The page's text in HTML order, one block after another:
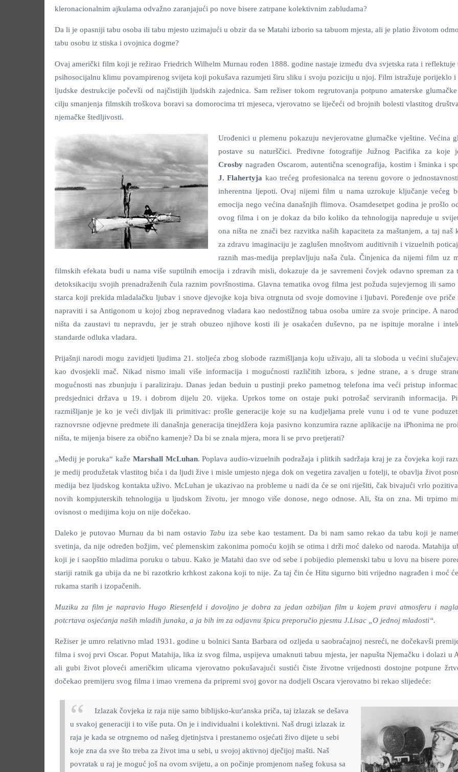
kleronacionalnim ajkulama odvažno zaranjajući po nove bisere zatrpane kolektivnim zabludama?
Da li je opasniji tabu osoba ili tabu mjesto uzimajući u obzir da se Matahi izborio sa tabuom mjesta, ali je platio životom
tabu osobu iz stiska i ovojnica dogme?
Ovaj američki film koji je režirao Friedrich Wilhelm Murnau rođen 1888. godine nastaje između dva svjetska rata i reflektuje
psihosocijalnu klimu povampirenog svijeta koji pokušava razumjeti širu sliku i svoju poziciju u njoj. Film istražuje porijeklo i
ljudske destrukcije počevši od najčistijih ljudskih zajednica. Sam režiser tokom regrutovanja potpuno amaterske
cilju smanjenja filmskih troškova boravi sa domorocima tri mjeseca, vjerovatno se liječeći od brojnih bolesti vlastitog
njemačke štedljivosti.
Urođenici u plemenu pokazuju nevjerovatne glumačke vještine. Većina
postave su naturščici. Predivne fotografije Južnog Pacifika za koje
Crosby nagrađen Oscarom, autentična scenografija, kostim i šminka i
J. Flahertyja kao trećeg profesionalca na terenu govore o
inherentna ljepoti. Ovaj nijemi film u nama uzrokuje ključanje većeg
emocija nego većina današnjih flimova. Osamdesetpet godina je prošlo
ovog filma i on je dokaz da bilo koliko da tehnologija napreduje u
ona ništa ne znači bez razvitka naših kapaciteta za maštanjem, a taj naš
za zdravu imaginaciju je zaglušen mnoštvom auditivnih i vizuelnih
raznih mas-medija preplavljuju naša čula. Činjenica da nijemi film uz
filmskih efekata budi u nama više suptilnih emocija i zdravih misli, dokazuje da je savremeni čovjek odavno spreman za
detoksikaciju svojih prenadraženih čula raznim površnostima. Glavna tematika ovog filma jest požuda sujevjernog ili samo
starca koji prekida mladalačku ljubav i snove djevojke koja biva otrgnuta od svoje domovine i ljubavi. Poređenje ove priče
napraviti i sa Antigonom u kojoj zbog nepravednog vladara kao nedostižnog tabua osoba umire za svoje principe. A
ništa da zaustavi tu nepravdu, jer je strah obuzeo njihove kosti ili je osakaćen duševno, pa ne ispituje moralne i
standarde odluka vladara.
Prijašnji narodi mogu zavidjeti ljudima 21. stoljeća zbog slobode razmišljanja koju uživaju, ali ta sloboda u većini
kao dvosjekli mač. Nikad nismo imali više informacija i mogućnosti različitih izbora, s jedne strane, a s druge
mogućnosti nas zbunjuju i paraliziraju. Danas jedan beduin u pustinji preko pametnog telefona ima veći pristup
predsjednici država u 19. i dobrom dijelu 20. vijeka. Uprkos tome on ostaje puki potrošač serviranih informacija.
razmišljanje je ko je veći divljak ili primitivac: prošle generacije koje su na kudjeljama prele vunu i od te vune
raznovrsne odjevne predmete ili današnja generacija tinejdžera koja pasivno konzumira razne aplikacije na iPhonima ne
ništa, te mijenja bisere za obično kamenje? Da bi se znala mjera, mora li se prvo pretjerati?
„Medij je poruka“ kaže Marshall McLuhan. Poplava audio-vizuelnih podražaja i plitkih sadržaja kraj je za čovjeka koji
je medij produžetak vlastitog bića i da ljudi žive i misle umjesto njega dok on vegetira zavaljen u fotelji, te obavlja život
medija bez ljudskog kontakta uživo. McLuhan je ukazivao na probleme u nadi da će se oni riješiti, čak bivajući vrlo
novih kompjuterskih tehnologija u ljudskom životu, jer mnogo više donose, nego odnose. Ali, šta on zna. Mi trpimo
ovisnost o medijima koju on nije dočekao.
Daleko je putovao Murnau da bi nam ostavio Tabu iza sebe kao testament. Da bi nam samo rekao da tabu koji je
svetinja, da nije određen božjim, već plemenskim zakonima pomoću kojih se otima i drži moć daleko od naroda. Matahija
koji je i saopštio mladima poruku o tabuu. Kako je Matahi dao sve od sebe i pobijedio plemenski tabu u lovu na bisere
stariji ratnik ga ubija da ne bi razotkrio krhkost zakona koji to nije. Za taj čin će Hitu sigurno biti vrijedno nagrađen i moć
rukama starih i izopačenih.
Muziku za film je napravio Hugo Riesenfeld i dovoljno je dobra za jedan ozbiljan film u kojem pravi atmosferu i
potcrtava osjećanja naših mladih junaka, a ja bih im za odjavnu špicu preporučio pjesmu J.Lisac „O jednoj mladosti“.
Režiser je umro relativno mlad 1931. godine u bolnici Santa Barbara od ozljeda u saobraćajnoj nesreći, ne dočekavši
filma i svoj prvi Oscar. Poput Matahija, lika iz svog filma, uspijeva umaknuti tabuu mjesta, jer napušta Njemačku i dolazi u
ali gubi život ploveći američkim ulicama vjerovatno pokušavajući sustići čiste životne vrijednosti dostojne potpune
dočekao premijeru svog filma i imao vremena da pripremi svoj govor na dodjeli Oscara vjerovatno bi rekao slijedeće:
Izlazak čovjeka iz raja nije samo biblijsko-kur'anska priča, taj izlazak se dešava
u svakoj generaciji i to više puta. On je i individualni i kolektivni. Naš drugi izlazak iz
raja je kada se otrgnemo od našeg djetinjstva i prestanemo osjećati živo dijete u sebi
koje zna da sve što treba za život ima u sebi, u svojoj aktivnoj dječijoj mašti. Naš
povratak u raj je moguć još na ovom svijetu, a on počinje promjenom našeg fokusa sa